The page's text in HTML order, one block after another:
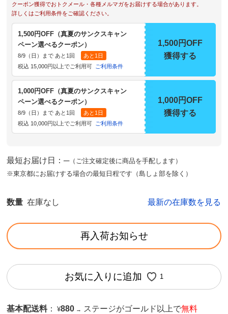
クーポン獲得でおトクメール・各種メルマガをお届けする場合があります。
詳しくはご利用条件をご確認ください。
1,500円OFF（真夏のサンクスキャン
ペーン選べるクーポン）
8/9（日）まで あと1回
あと1日
税込 15,000円以上でご利用可
ご利用条件
1,500円OFF
獲得する
1,000円OFF（真夏のサンクスキャン
ペーン選べるクーポン）
8/9（日）まで あと1回
あと1日
税込 10,000円以上でご利用可
ご利用条件
1,000円OFF
獲得する
最短お届け日：─（ご注文確定後に商品を手配します）
※東京都にお届けする場合の最短日程です（島しょ部を除く）
数量 在庫なし 最新の在庫数を見る
再入荷お知らせ
お気に入りに追加 1
基本配送料 ： ¥880 → ステージがゴールド以上で無料